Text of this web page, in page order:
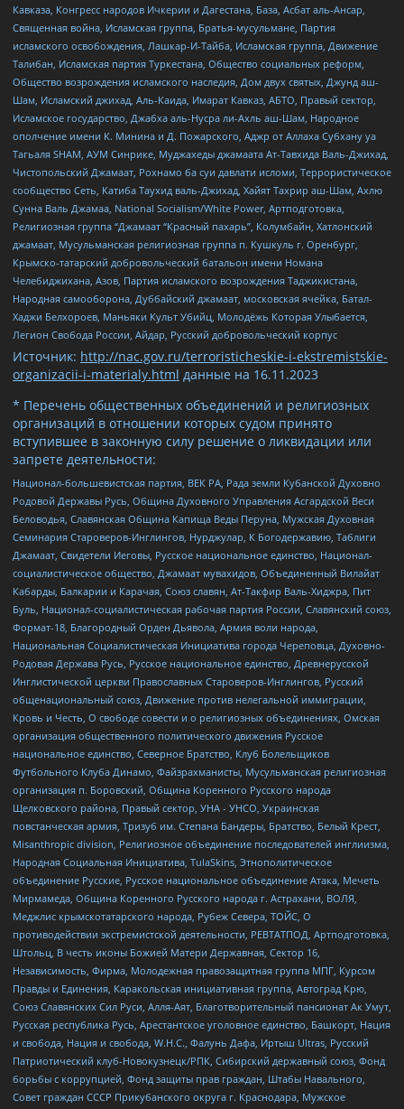
Кавказа, Конгресс народов Ичкерии и Дагестана, База, Асбат аль-Ансар,
Священная война, Исламская группа, Братья-мусульмане, Партия
исламского освобождения, Лашкар-И-Тайба, Исламская группа, Движение
Талибан, Исламская партия Туркестана, Общество социальных реформ,
Общество возрождения исламского наследия, Дом двух святых, Джунд аш-
Шам, Исламский джихад, Аль-Каида, Имарат Кавказ, АБТО, Правый сектор,
Исламское государство, Джабха аль-Нусра ли-Ахль аш-Шам, Народное
ополчение имени К. Минина и Д. Пожарского, Аджр от Аллаха Субхану уа
Тагьаля SHAM, АУМ Синрике, Муджахеды джамаата Ат-Тавхида Валь-Джихад,
Чистопольский Джамаат, Рохнамо ба суи давлати исломи, Террористическое
сообщество Сеть, Катиба Таухид валь-Джихад, Хайят Тахрир аш-Шам, Ахлю
Сунна Валь Джамаа, National Socialism/White Power, Артподготовка,
Религиозная группа “Джамаат “Красный пахарь”, Колумбайн, Хатлонский
джамаат, Мусульманская религиозная группа п. Кушкуль г. Оренбург,
Крымско-татарский добровольческий батальон имени Номана
Челебиджихана, Азов, Партия исламского возрождения Таджикистана,
Народная самооборона, Дуббайский джамаат, московская ячейка, Батал-
Хаджи Белхороев, Маньяки Культ Убийц, Молодёжь Которая Улыбается,
Легион Свобода России, Айдар, Русский добровольческий корпус
Источник: http://nac.gov.ru/terroristicheskie-i-ekstremistskie-
organizacii-i-materialy.html данные на 16.11.2023
* Перечень общественных объединений и религиозных
организаций в отношении которых судом принято
вступившее в законную силу решение о ликвидации или
запрете деятельности:
Национал-большевистская партия, ВЕК РА, Рада земли Кубанской Духовно
Родовой Державы Русь, Община Духовного Управления Асгардской Веси
Беловодья, Славянская Община Капища Веды Перуна, Мужская Духовная
Семинария Староверов-Инглингов, Нурджулар, К Богодержавию, Таблиги
Джамаат, Свидетели Иеговы, Русское национальное единство, Национал-
социалистическое общество, Джамаат мувахидов, Объединенный Вилайат
Кабарды, Балкарии и Карачая, Союз славян, Ат-Такфир Валь-Хиджра, Пит
Буль, Национал-социалистическая рабочая партия России, Славянский союз,
Формат-18, Благородный Орден Дьявола, Армия воли народа,
Национальная Социалистическая Инициатива города Череповца, Духовно-
Родовая Держава Русь, Русское национальное единство, Древнерусской
Инглистической церкви Православных Староверов-Инглингов, Русский
общенациональный союз, Движение против нелегальной иммиграции,
Кровь и Честь, О свободе совести и о религиозных объединениях, Омская
организация общественного политического движения Русское
национальное единство, Северное Братство, Клуб Болельщиков
Футбольного Клуба Динамо, Файзрахманисты, Мусульманская религиозная
организация п. Боровский, Община Коренного Русского народа
Щелковского района, Правый сектор, УНА - УНСО, Украинская
повстанческая армия, Тризуб им. Степана Бандеры, Братство, Белый Крест,
Misanthropic division, Религиозное объединение последователей инглиизма,
Народная Социальная Инициатива, TulaSkins, Этнополитическое
объединение Русские, Русское национальное объединение Атака, Мечеть
Мирмамеда, Община Коренного Русского народа г. Астрахани, ВОЛЯ,
Меджлис крымскотатарского народа, Рубеж Севера, ТОЙС, О
противодействии экстремистской деятельности, РЕВТАТПОД, Артподготовка,
Штольц, В честь иконы Божией Матери Державная, Сектор 16,
Независимость, Фирма, Молодежная правозащитная группа МПГ, Курсом
Правды и Единения, Каракольская инициативная группа, Автоград Крю,
Союз Славянских Сил Руси, Алля-Аят, Благотворительный пансионат Ак Умут,
Русская республика Русь, Арестантское уголовное единство, Башкорт, Нация
и свобода, Нация и свобода, W.H.С., Фалунь Дафа, Иртыш Ultras, Русский
Патриотический клуб-Новокузнецк/РПК, Сибирский державный союз, Фонд
борьбы с коррупцией, Фонд защиты прав граждан, Штабы Навального,
Совет граждан СССР Прикубанского округа г. Краснодара, Мужское